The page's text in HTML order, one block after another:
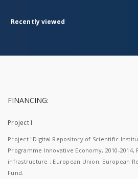
Recently viewed
FINANCING:
Project I
Project "Digital Repository of Scientific
Programme Innovative Economy, 2010-2014,
infrastructure ; European Union. European
Fund.